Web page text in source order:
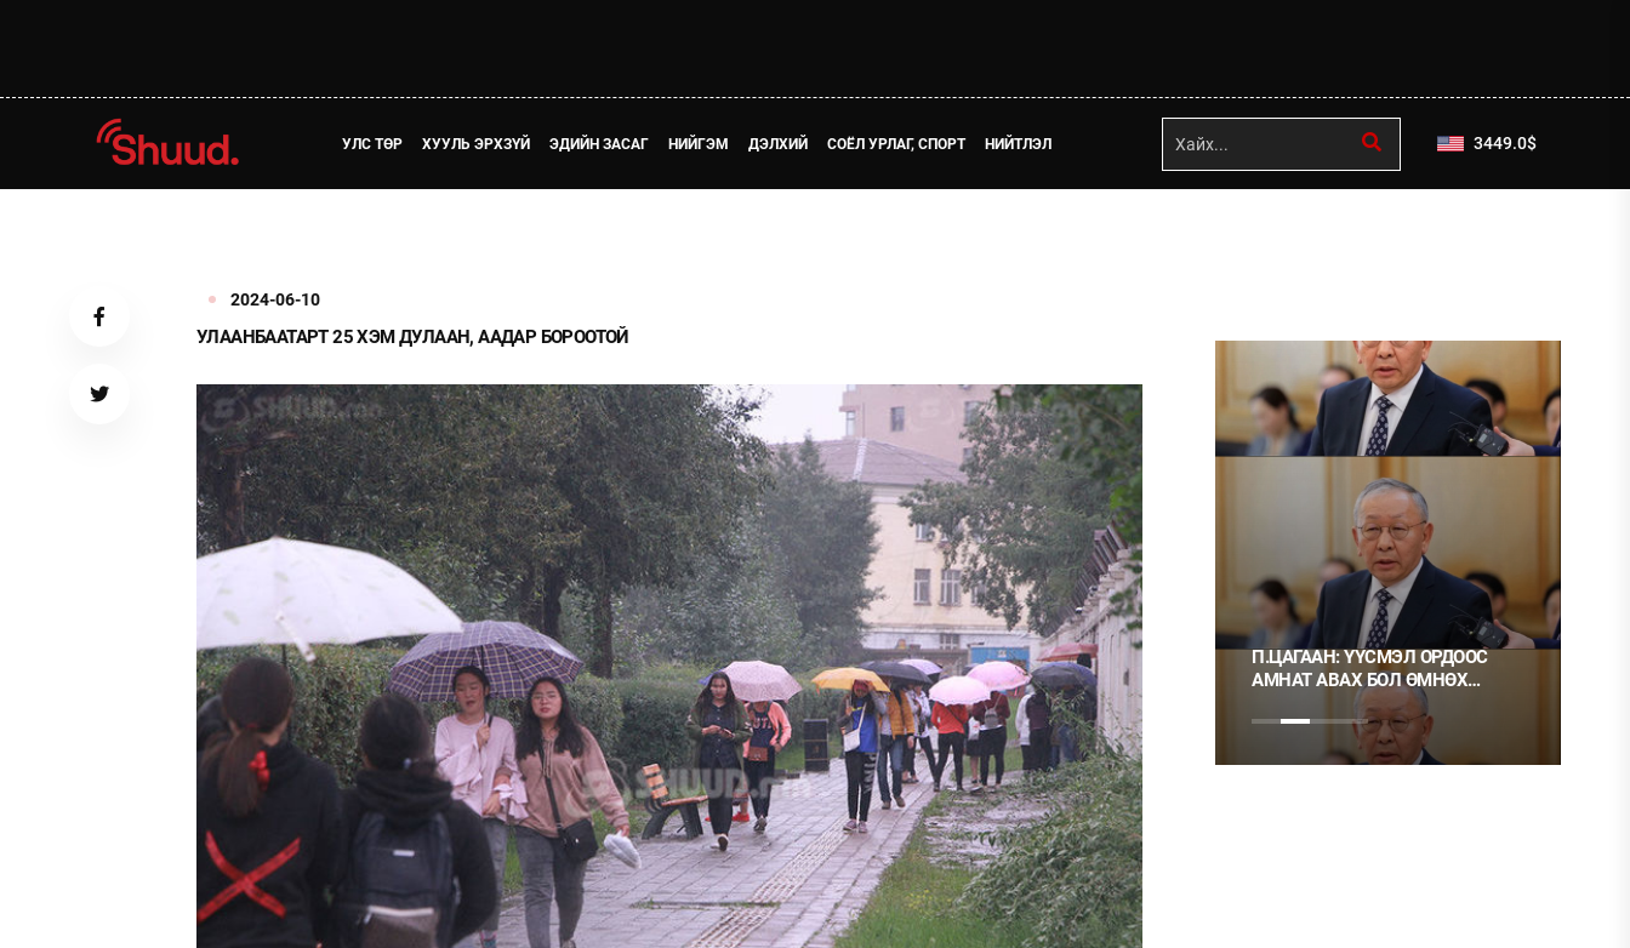
УЛС ТӨР ХУУЛЬ ЭРХЗҮЙ ЭДИЙН ЗАСАГ НИЙГЭМ ДЭЛХИЙ СОЁЛ УРЛАГ, СПОРТ НИЙТЛЭЛ 3449.0$
2024-06-10
УЛААНБААТАРТ 25 ХЭМ ДУЛААН, ААДАР БОРООТОЙ
ТӨЛӨӨЛӨГЧИЙН ГАЗАРТ
ОРЛОГО ШИЛЖҮҮЛСЭН БОЛ 20
ХУВИАР ТАТВАР СУУТГАНА
НИЙСЛЭЛД ШАХМАЛ ТҮЛШ
БОРЛУУЛАХ 435 ЦЭГ
АЖИЛЛАНА
П.ЦАГААН: ҮҮСМЭЛ ОРДООС
АМНАТ АВАХ БОЛ ӨМНӨХ
ШИГЭЭ ТУСГАЙ
ЗӨВШӨӨРӨЛТЭЙ БОЛГОХ
ХЭРЭГТЭЙ